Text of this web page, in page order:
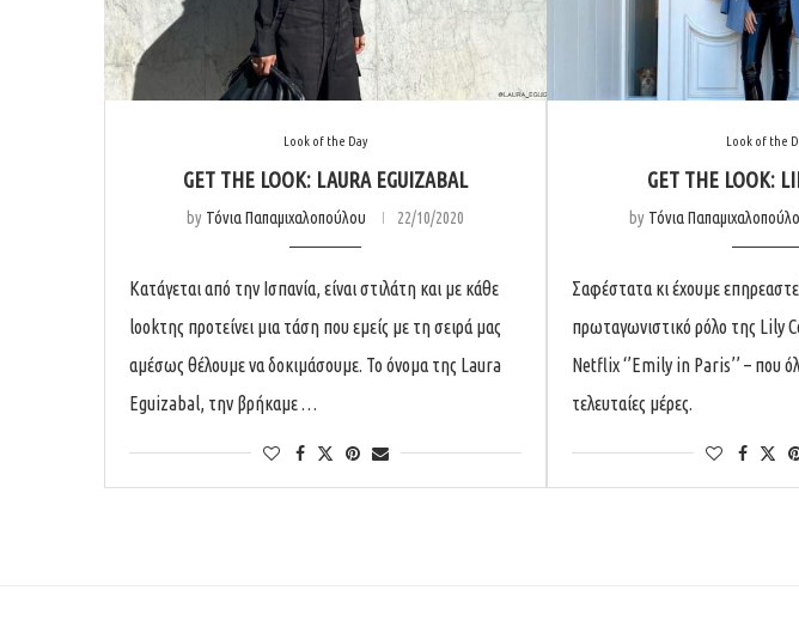
Look of the Day
GET THE LOOK: LAURA EGUIZABAL
by Τόνια Παπαμιχαλοπούλου 22/10/2020
Κατάγεται από την Ισπανία, είναι στιλάτη και με κάθε
lookτης προτείνει μια τάση που εμείς με τη σειρά μας
αμέσως θέλουμε να δοκιμάσουμε. Το όνομα της Laura
Eguizabal, την βρήκαμε …
Look of the
GET THE LOOK:
by Τόνια
Σαφέστατα κι έχουμε
πρωταγωνιστικό ρόλο της Lily
Netflix ‘’Emily in Paris’’ – που
τελευταίες μέρες.